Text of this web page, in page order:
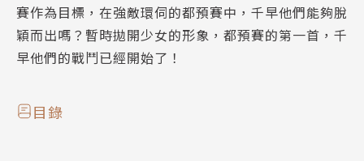
賽作為目標，在強敵環伺的都預賽中，千早他們能夠脫
穎而出嗎？暫時拋開少女的形象，都預賽的第一首，千
早他們的戰鬥已經開始了！
目錄